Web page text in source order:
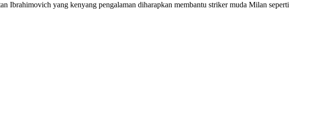
Ibrahimovich yang kenyang pengalaman diharapkan membantu striker muda Milan seperti